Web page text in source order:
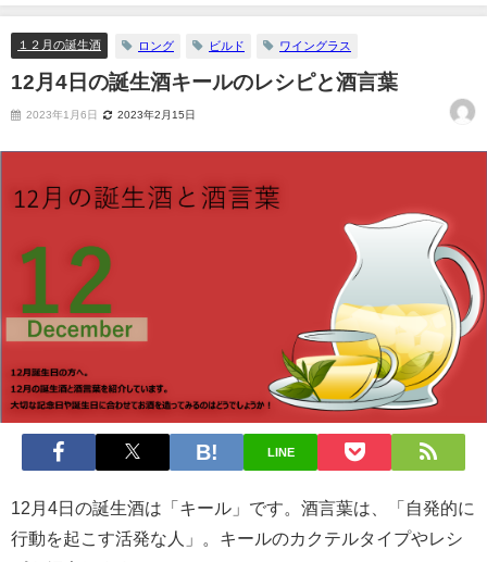
１２月の誕生酒 ロング ビルド ワイングラス
12月4日の誕生酒キールのレシピと酒言葉
2023年1月6日 2023年2月15日
LINE
12月4日の誕生酒は「キール」です。酒言葉は、「自発的に
行動を起こす活発な人」。キールのカクテルタイプやレシ